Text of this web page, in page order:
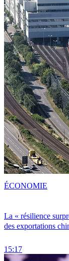
La « résilience
des exportations
15:17
ÉCONOMIE